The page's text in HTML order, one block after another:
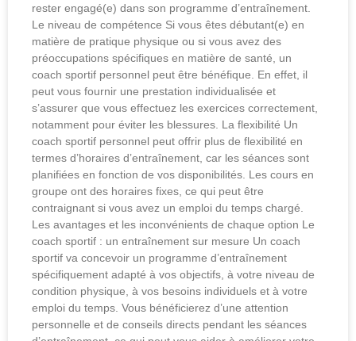
rester engagé(e) dans son programme d’entraînement.
Le niveau de compétence Si vous êtes débutant(e) en
matière de pratique physique ou si vous avez des
préoccupations spécifiques en matière de santé, un
coach sportif personnel peut être bénéfique. En effet, il
peut vous fournir une prestation individualisée et
s’assurer que vous effectuez les exercices correctement,
notamment pour éviter les blessures. La flexibilité Un
coach sportif personnel peut offrir plus de flexibilité en
termes d’horaires d’entraînement, car les séances sont
planifiées en fonction de vos disponibilités. Les cours en
groupe ont des horaires fixes, ce qui peut être
contraignant si vous avez un emploi du temps chargé.
Les avantages et les inconvénients de chaque option Le
coach sportif : un entraînement sur mesure Un coach
sportif va concevoir un programme d’entraînement
spécifiquement adapté à vos objectifs, à votre niveau de
condition physique, à vos besoins individuels et à votre
emploi du temps. Vous bénéficierez d’une attention
personnelle et de conseils directs pendant les séances